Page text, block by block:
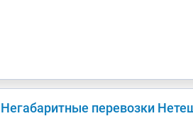
Негабаритные перевозки